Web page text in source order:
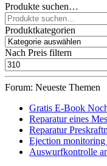
Produkte suchen…
Suchen
nach:
Produktkategorien
Nach Preis filtern
Min.
Preis
Forum: Neueste Themen
Gratis E-Book
Reparatur eines
Reparatur
Ejection monitoring
Auswurfkontrolle